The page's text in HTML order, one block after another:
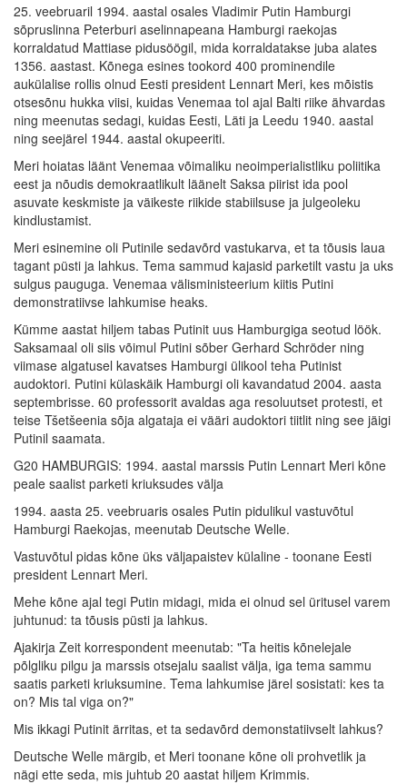
25. veebruaril 1994. aastal osales Vladimir Putin Hamburgi
sõpruslinna Peterburi aselinnapeana Hamburgi raekojas
korraldatud Mattiase pidusöögil, mida korraldatakse juba alates
1356. aastast. Kõnega esines tookord 400 prominendile
aukülalise rollis olnud Eesti president Lennart Meri, kes mõistis
otsesõnu hukka viisi, kuidas Venemaa tol ajal Balti riike ähvardas
ning meenutas sedagi, kuidas Eesti, Läti ja Leedu 1940. aastal
ning seejärel 1944. aastal okupeeriti.
Meri hoiatas läänt Venemaa võimaliku neoimperialistliku poliitika
eest ja nõudis demokraatlikult läänelt Saksa piirist ida pool
asuvate keskmiste ja väikeste riikide stabiilsuse ja julgeoleku
kindlustamist.
Meri esinemine oli Putinile sedavõrd vastukarva, et ta tõusis laua
tagant püsti ja lahkus. Tema sammud kajasid parketilt vastu ja uks
sulgus pauguga. Venemaa välisministeerium kiitis Putini
demonstratiivse lahkumise heaks.
Kümme aastat hiljem tabas Putinit uus Hamburgiga seotud löök.
Saksamaal oli siis võimul Putini sõber Gerhard Schröder ning
viimase algatusel kavatses Hamburgi ülikool teha Putinist
audoktori. Putini külaskäik Hamburgi oli kavandatud 2004. aasta
septembrisse. 60 professorit avaldas aga resoluutset protesti, et
teise Tšetšeenia sõja algataja ei vääri audoktori tiitlit ning see jäigi
Putinil saamata.
G20 HAMBURGIS: 1994. aastal marssis Putin Lennart Meri kõne
peale saalist parketi kriuksudes välja
1994. aasta 25. veebruaris osales Putin pidulikul vastuvõtul
Hamburgi Raekojas, meenutab Deutsche Welle.
Vastuvõtul pidas kõne üks väljapaistev külaline - toonane Eesti
president Lennart Meri.
Mehe kõne ajal tegi Putin midagi, mida ei olnud sel üritusel varem
juhtunud: ta tõusis püsti ja lahkus.
Ajakirja Zeit korrespondent meenutab: "Ta heitis kõnelejale
põlgliku pilgu ja marssis otsejalu saalist välja, iga tema sammu
saatis parketi kriuksumine. Tema lahkumise järel sosistati: kes ta
on? Mis tal viga on?"
Mis ikkagi Putinit ärritas, et ta sedavõrd demonstatiivselt lahkus?
Deutsche Welle märgib, et Meri toonane kõne oli prohvetlik ja
nägi ette seda, mis juhtub 20 aastat hiljem Krimmis.